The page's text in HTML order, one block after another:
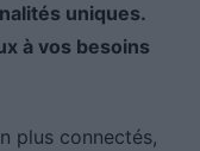
uniques.
à vos besoins
plus connectés,